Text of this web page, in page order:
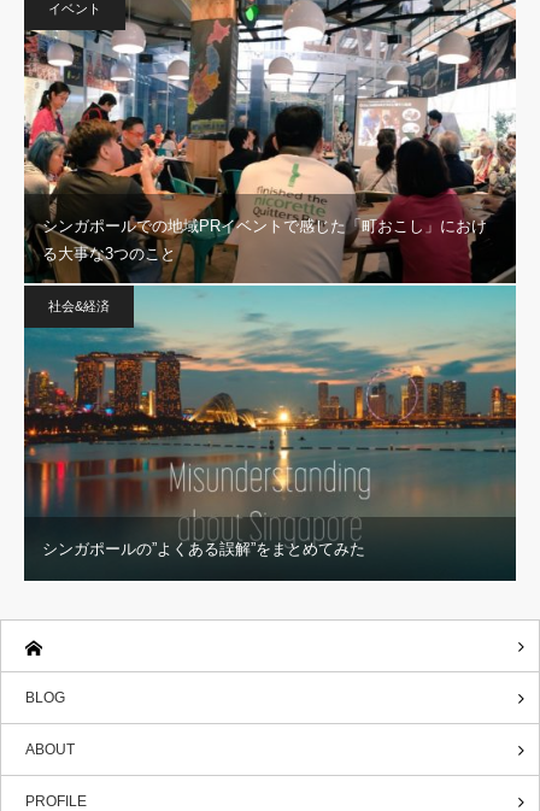
イベント
シンガポールでの地域PRイベントで感じた「町おこし」におけ
る大事な3つのこと
社会&経済
シンガポールの”よくある誤解”をまとめてみた
BLOG
ABOUT
PROFILE